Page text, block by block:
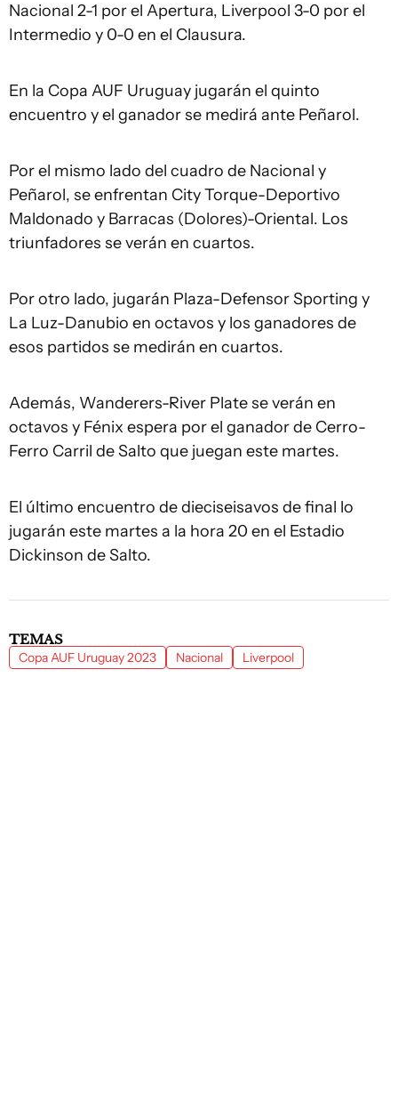
Nacional 2-1 por el Apertura, Liverpool 3-0 por el
Intermedio y 0-0 en el Clausura.
En la Copa AUF Uruguay jugarán el quinto
encuentro y el ganador se medirá ante Peñarol.
Por el mismo lado del cuadro de Nacional y
Peñarol, se enfrentan City Torque-Deportivo
Maldonado y Barracas (Dolores)-Oriental. Los
triunfadores se verán en cuartos.
Por otro lado, jugarán Plaza-Defensor Sporting y
La Luz-Danubio en octavos y los ganadores de
esos partidos se medirán en cuartos.
Además, Wanderers-River Plate se verán en
octavos y Fénix espera por el ganador de Cerro-
Ferro Carril de Salto que juegan este martes.
El último encuentro de dieciseisavos de final lo
jugarán este martes a la hora 20 en el Estadio
Dickinson de Salto.
TEMAS
Copa AUF Uruguay 2023 Nacional Liverpool